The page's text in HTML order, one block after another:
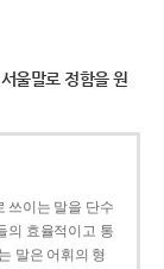
울말로 정함을 원
쓰이는 말을 단수
의 효율적이고 통
말은 어휘의 형